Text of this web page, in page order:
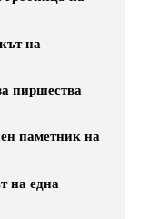
на
пиршества
паметник на
на една